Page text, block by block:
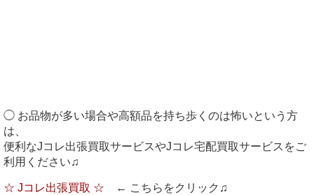
◯ お品物が多い場合や高額品を持ち歩くのは怖いという方
は、
便利なJコレ出張買取サービスやJコレ宅配買取サービスをご
利用ください♫
☆ Jコレ出張買取 ☆ ← こちらをクリック♫